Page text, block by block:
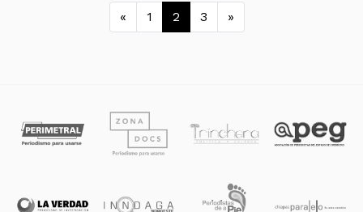
Navegación de entradas
« 1 2 3 »